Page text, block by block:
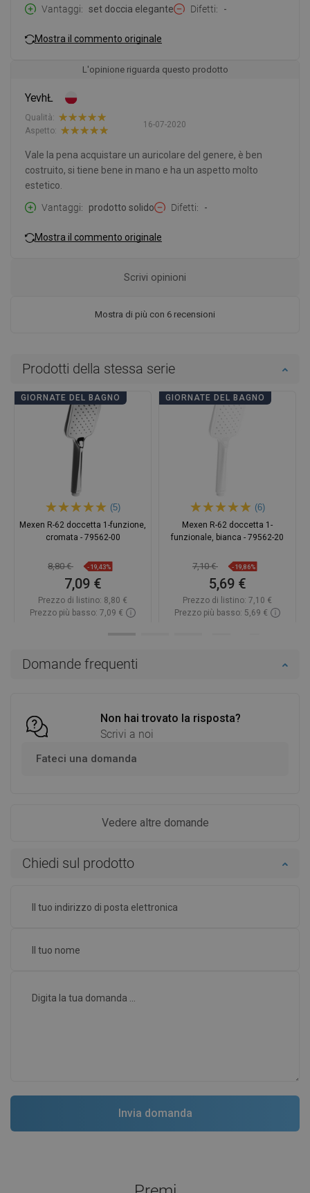
Domande frequenti
Non hai trovato la risposta?
Scrivi a noi
Fateci una domanda
Vedere altre domande
Vantaggi
set doccia elegante Difetti -
Mostra il commento originale
L'opinione riguarda questo prodotto
YevhŁ
16-07-2020
Qualità:
Aspetto:
Vale la pena acquistare un auricolare del genere, è ben
costruito, si tiene bene in mano e ha un aspetto molto
estetico.
Vantaggi
prodotto solido Difetti -
Mostra il commento originale
Mostra di più con 6 recensioni
Scrivi opinioni
Chiedi sul prodotto
Prodotti della stessa serie
GIORNATE DEL BAGNO
(5)
Mexen R-62 doccetta 1-funzione,
cromata - 79562-00
8,80 € -19,43%
7,09 €
Prezzo di listino: 8,80 €
Prezzo più basso: 7,09 €
GIORNATE DEL BAGNO
(6)
Mexen R-62 doccetta 1-
funzionale, bianca - 79562-20
7,10 € -19,86%
5,69 €
Prezzo di listino: 7,10 €
Prezzo più basso: 5,69 €